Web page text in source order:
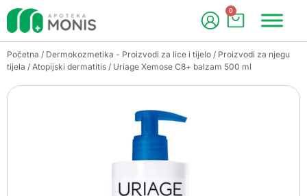
0
Početna / Dermokozmetika - Proizvodi za lice i tijelo / Proizvodi za njegu
tijela / Atopijski dermatitis / Uriage Xemose C8+ balzam 500 ml